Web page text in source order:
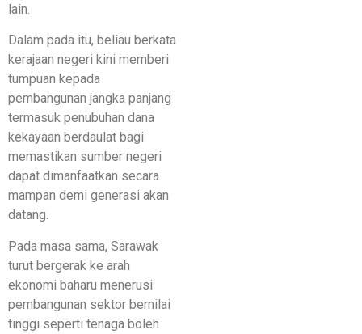
lain.
Dalam pada itu, beliau berkata
kerajaan negeri kini memberi
tumpuan kepada
pembangunan jangka panjang
termasuk penubuhan dana
kekayaan berdaulat bagi
memastikan sumber negeri
dapat dimanfaatkan secara
mampan demi generasi akan
datang.
Pada masa sama, Sarawak
turut bergerak ke arah
ekonomi baharu menerusi
pembangunan sektor bernilai
tinggi seperti tenaga boleh